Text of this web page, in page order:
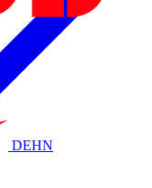
DEHN